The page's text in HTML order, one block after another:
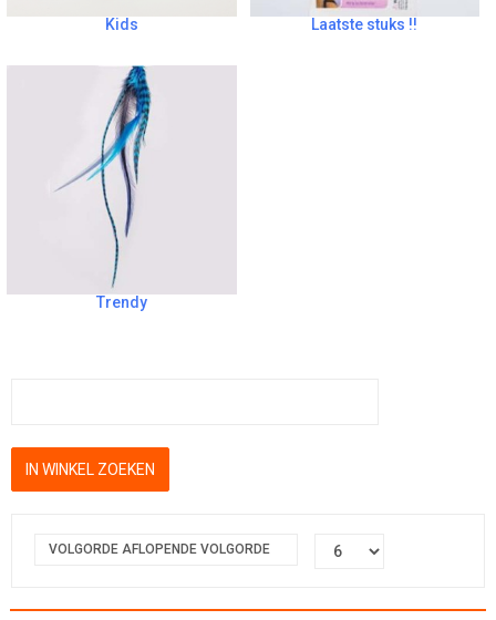
Kids Laatste stuks !!
Trendy
VOLGORDE AFLOPENDE VOLGORDE